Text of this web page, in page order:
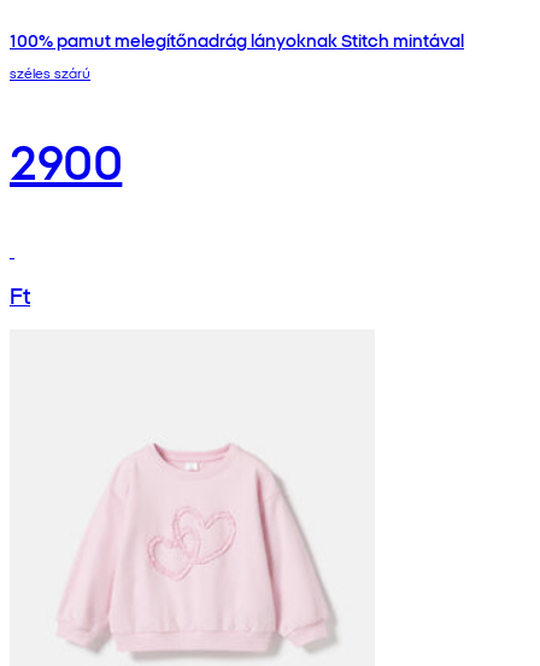
100% pamut melegítőnadrág lányoknak Stitch mintával
széles szárú
2900
Ft